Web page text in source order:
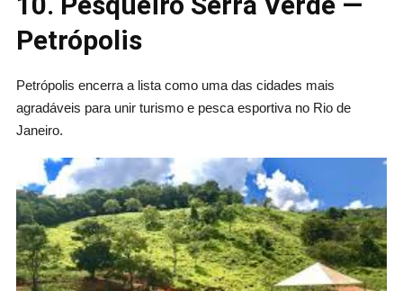
Petrópolis
Petrópolis encerra a lista como uma das cidades mais
agradáveis para unir turismo e pesca esportiva no Rio de
Janeiro.